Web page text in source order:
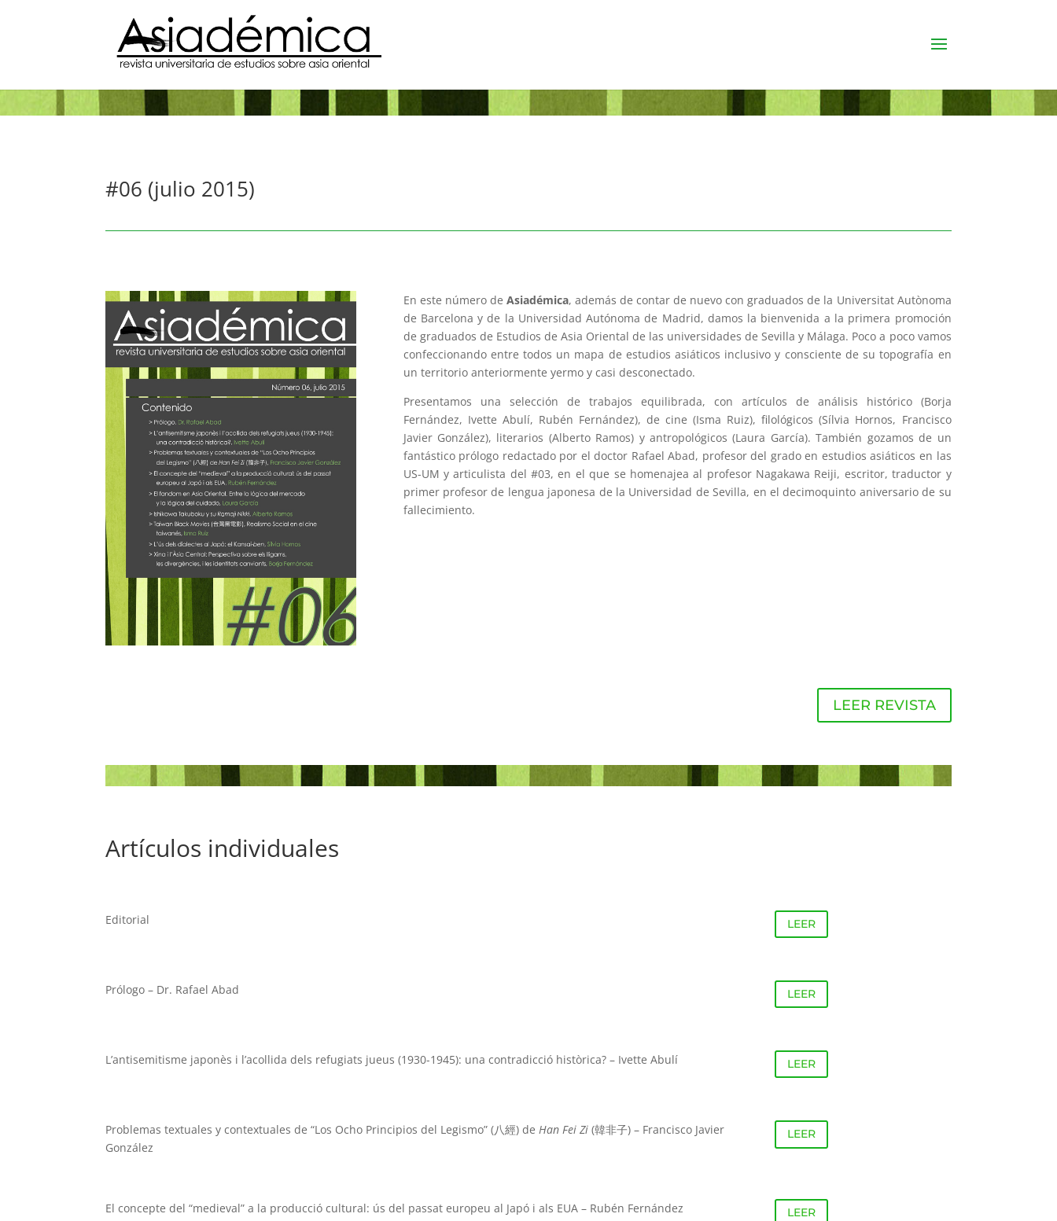
#06 (julio 2015)
En este número de Asiadémica, además de contar de nuevo con graduados de la Universitat Autònoma
de Barcelona y de la Universidad Autónoma de Madrid, damos la bienvenida a la primera promoción
de graduados de Estudios de Asia Oriental de las universidades de Sevilla y Málaga. Poco a poco vamos
confeccionando entre todos un mapa de estudios asiáticos inclusivo y consciente de su topografía en
un territorio anteriormente yermo y casi desconectado.
Presentamos una selección de trabajos equilibrada, con artículos de análisis histórico (Borja
Fernández, Ivette Abulí, Rubén Fernández), de cine (Isma Ruiz), filológicos (Sílvia Hornos, Francisco
Javier González), literarios (Alberto Ramos) y antropológicos (Laura García). También gozamos de un
fantástico prólogo redactado por el doctor Rafael Abad, profesor del grado en estudios asiáticos en las
US-UM y articulista del #03, en el que se homenajea al profesor Nagakawa Reiji, escritor, traductor y
primer profesor de lengua japonesa de la Universidad de Sevilla, en el decimoquinto aniversario de su
fallecimiento.
LEER REVISTA
Artículos individuales
Editorial LEER
Prólogo – Dr. Rafael Abad LEER
L’antisemitisme japonès i l’acollida dels refugiats jueus (1930-1945): una contradicció històrica? – Ivette Abulí LEER
Problemas textuales y contextuales de “Los Ocho Principios del Legismo” (八經) deHan Fei Zi (韓非子) – Francisco Javier
González
LEER
El concepte del “medieval” a la producció cultural: ús del passat europeu al Japó i als EUA – Rubén Fernández LEER